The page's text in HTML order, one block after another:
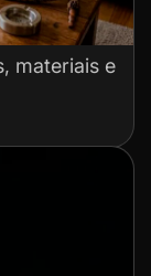
materiais e